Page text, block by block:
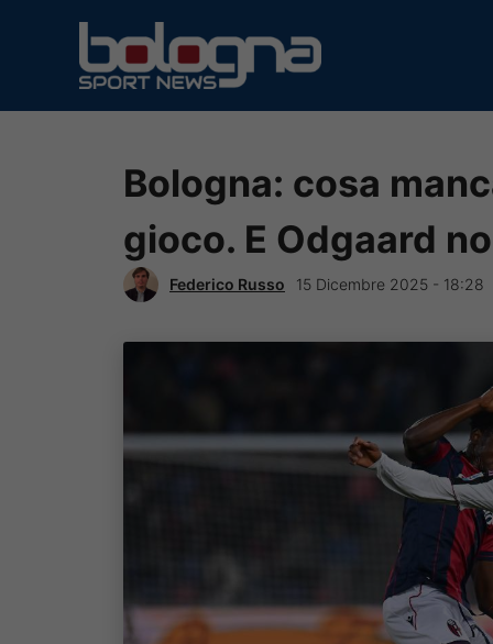
contenuto
Bologna: cosa
gioco. E Odgaard
Federico Russo 15 Dicembre 2025 - 18:28